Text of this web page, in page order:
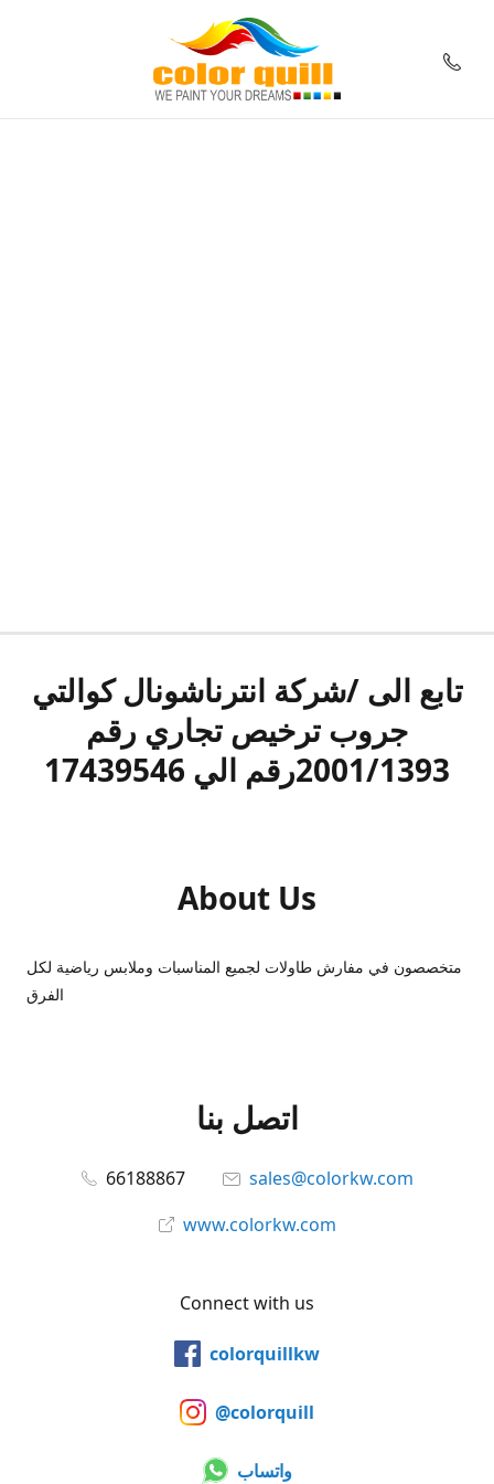
تابع الى /شركة انترناشونال كوالتي
جروب ترخيص تجاري رقم
2001/1393رقم الي 17439546
About Us
متخصصون في مفارش طاولات لجميع المناسبات وملابس رياضية لكل
الفرق
اتصل بنا
66188867
sales@colorkw.com
www.colorkw.com
Connect with us
colorquillkw
@colorquill
واتساب